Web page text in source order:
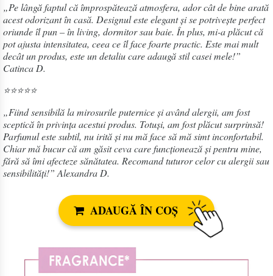
„Pe lângă faptul că împrospătează atmosfera, ador cât de bine arată
acest odorizant în casă. Designul este elegant și se potrivește perfect
oriunde îl pun – în living, dormitor sau baie. În plus, mi-a plăcut că
pot ajusta intensitatea, ceea ce îl face foarte practic. Este mai mult
decât un produs, este un detaliu care adaugă stil casei mele!”
Catinca D.
⭐⭐⭐⭐⭐
„Fiind sensibilă la mirosurile puternice și având alergii, am fost
sceptică în privința acestui produs. Totuși, am fost plăcut surprinsă!
Parfumul este subtil, nu irită și nu mă face să mă simt inconfortabil.
Chiar mă bucur că am găsit ceva care funcționează și pentru mine,
fără să îmi afecteze sănătatea. Recomand tuturor celor cu alergii sau
sensibilități!” Alexandra D.
ADAUGĂ ÎN COȘ